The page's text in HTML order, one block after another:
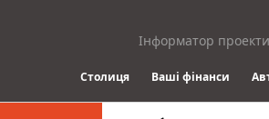
Інформатор проекти
Столиця Ваші фінанси